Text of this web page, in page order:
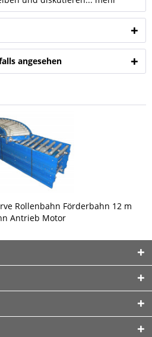
angesehen
Rollenbahn Förderbahn 12 m
Antrieb Motor